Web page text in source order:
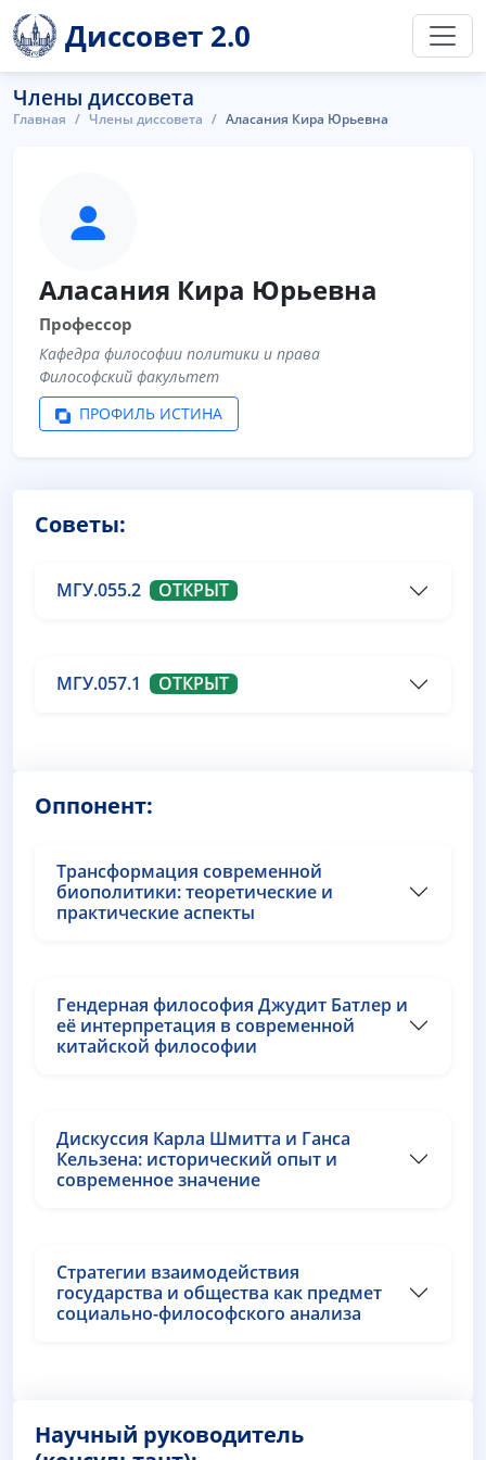
Диссовет 2.0
Члены диссовета
Главная Члены диссовета Аласания Кира Юрьевна
Аласания Кира Юрьевна
Профессор
Кафедра философии политики и права
Философский факультет
ПРОФИЛЬ ИСТИНА
Советы:
МГУ.055.2 ОТКРЫТ
МГУ.057.1 ОТКРЫТ
Оппонент:
Трансформация современной
биополитики: теоретические и
практические аспекты
Гендерная философия Джудит Батлер и
её интерпретация в современной
китайской философии
Дискуссия Карла Шмитта и Ганса
Кельзена: исторический опыт и
современное значение
Стратегии взаимодействия
государства и общества как предмет
социально-философского анализа
Научный руководитель